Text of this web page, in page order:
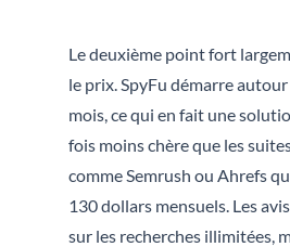
Le deuxième point fort
le prix. SpyFu démarre
mois, ce qui en fait une
fois moins chère que les
comme Semrush ou Ahrefs
130 dollars mensuels. Les
sur les recherches illimitées,